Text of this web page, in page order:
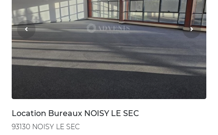
Location Bureaux NOISY LE SEC
93130 NOISY LE SEC